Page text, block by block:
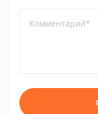
Комментарий*